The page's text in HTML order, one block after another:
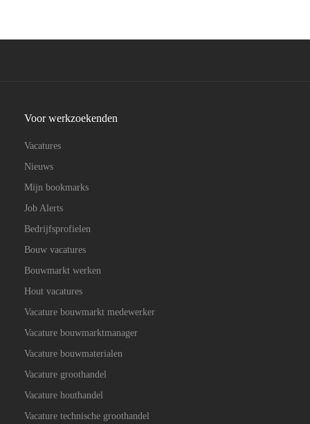
Voor werkzoekenden
Vacatures
Nieuws
Mijn bookmarks
Job Alerts
Bedrijfsprofielen
Bouw vacatures
Bouwmarkt werken
Hout vacatures
Vacature bouwmarkt medewerker
Vacature bouwmarktmanager
Vacature bouwmaterialen
Vacature groothandel
Vacature houthandel
Vacature technische groothandel